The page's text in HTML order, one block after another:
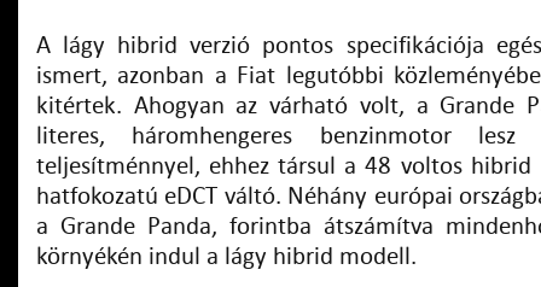
A lágy hibrid verzió pontos specifikációja
ismert, azonban a Fiat legutóbbi
kitértek. Ahogyan az várható volt, a Grande
literes, háromhengeres benzinmotor
teljesítménnyel, ehhez társul a 48 voltos hibrid
hatfokozatú eDCT váltó. Néhány európai
a Grande Panda, forintba átszámítva
környékén indul a lágy hibrid modell.